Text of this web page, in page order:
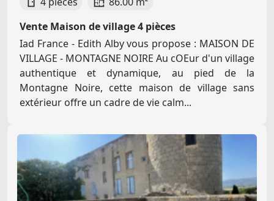
Vente Maison de village 4 pièces
Iad France - Edith Alby vous propose : MAISON DE
VILLAGE - MONTAGNE NOIRE Au cOEur d'un village
authentique et dynamique, au pied de la
Montagne Noire, cette maison de village sans
extérieur offre un cadre de vie calm...